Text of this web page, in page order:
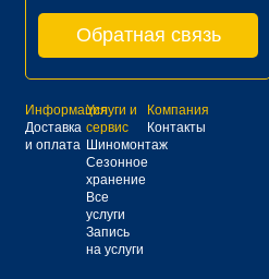
Обратная связь
Информация
Доставка
и оплата
Услуги и
сервис
Шиномонтаж
Сезонное
хранение
Все
услуги
Запись
на услуги
Компания
Контакты